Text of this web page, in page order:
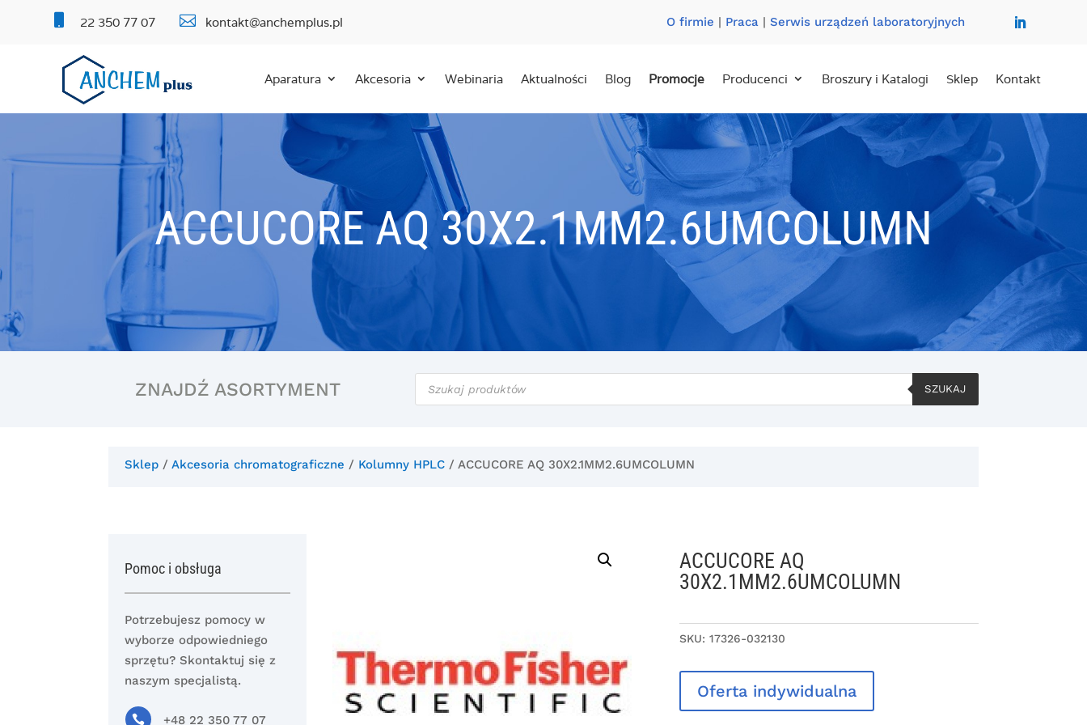
22 350 77 07  kontakt@anchemplus.pl O firmie | Praca| Serwis urządzeń laboratoryjnych
Aparatura Akcesoria Webinaria Aktualności Blog Promocje Producenci Broszury i Katalogi Sklep Kontakt
ACCUCORE AQ 30X2.1MM2.6UMCOLUMN
ZNAJDŹ ASORTYMENT
Wyszukiwarka
produktów
SZUKAJ
Sklep /Akcesoria chromatograficzne / Kolumny HPLC / ACCUCORE AQ 30X2.1MM2.6UMCOLUMN
Pomoc i obsługa
Potrzebujesz pomocy w
wyborze odpowiedniego
sprzętu? Skontaktuj się z
naszym specjalistą.
 +48 22 350 77 07
ACCUCORE AQ
30X2.1MM2.6UMCOLUMN
SKU:17326-032130
Oferta indywidualna